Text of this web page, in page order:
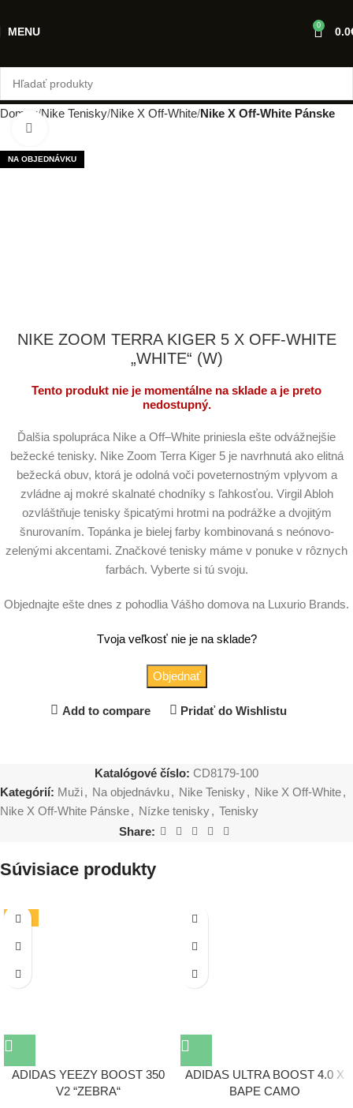
MENU 0 0.0
Domov Nike Tenisky Nike X Off-White Nike X Off-White Pánske
NA OBJEDNÁVKU
NIKE ZOOM TERRA KIGER 5 X OFF-WHITE
„WHITE“ (W)
Tento produkt nie je momentálne na sklade a je preto
nedostupný.
Ďalšia spolupráca Nike a Off–White priniesla ešte odvážnejšie
bežecké tenisky. Nike Zoom Terra Kiger 5 je navrhnutá ako elitná
bežecká obuv, ktorá je odolná voči poveternostným vplyvom a
zvládne aj mokré skalnaté chodníky s ľahkosťou. Virgil Abloh
ozvláštňuje tenisky špicatými hrotmi na podrážke a dvojitým
šnurovaním. Topánka je bielej farby kombinovaná s neónovo-
zelenými akcentami. Značkové tenisky máme v ponuke v rôznych
farbách. Vyberte si tú svoju.
Objednajte ešte dnes z pohodlia Vášho domova na Luxurio Brands.
Tvoja veľkosť nie je na sklade?
Objednať
Add to compare Pridať do Wishlistu
Katalógové číslo: CD8179-100
Kategórií: Muži, Na objednávku, Nike Tenisky, Nike X Off-White,
Nike X Off-White Pánske, Nízke tenisky, Tenisky
Share:
Súvisiace produkty
-19%
ADIDAS YEEZY BOOST 350
V2 “ZEBRA“
ADIDAS ULTRA BOOST 4.0 X
BAPE CAMO